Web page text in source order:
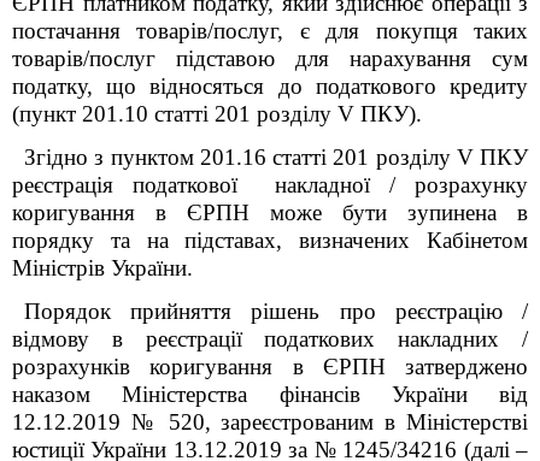
постачання товарів/послуг, є для покупця таких
товарів/послуг підставою для нарахування сум
податку, що відносяться до податкового кредиту
(пункт 201.10 статті 201 розділу V ПКУ).
Згідно з пунктом 201.16 статті 201 розділу V ПКУ
реєстрація податкової накладної / розрахунку
коригування в ЄРПН може бути зупинена в
порядку та на підставах, визначених Кабінетом
Міністрів України.
Порядок прийняття рішень про реєстрацію /
відмову в реєстрації податкових накладних /
розрахунків коригування в ЄРПН затверджено
наказом Міністерства фінансів України від
12.12.2019 № 520, зареєстрованим в Міністерстві
юстиції України 13.12.2019 за № 1245/34216 (далі –